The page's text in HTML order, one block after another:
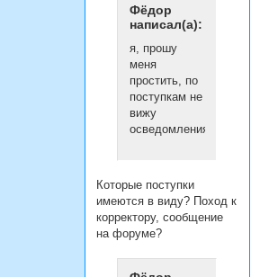
Фёдор
написал(а):
я, прошу
меня
простить, по
поступкам не
вижу
осведомления
Которые поступки
имеются в виду? Поход к
корректору, сообщение
на форуме?